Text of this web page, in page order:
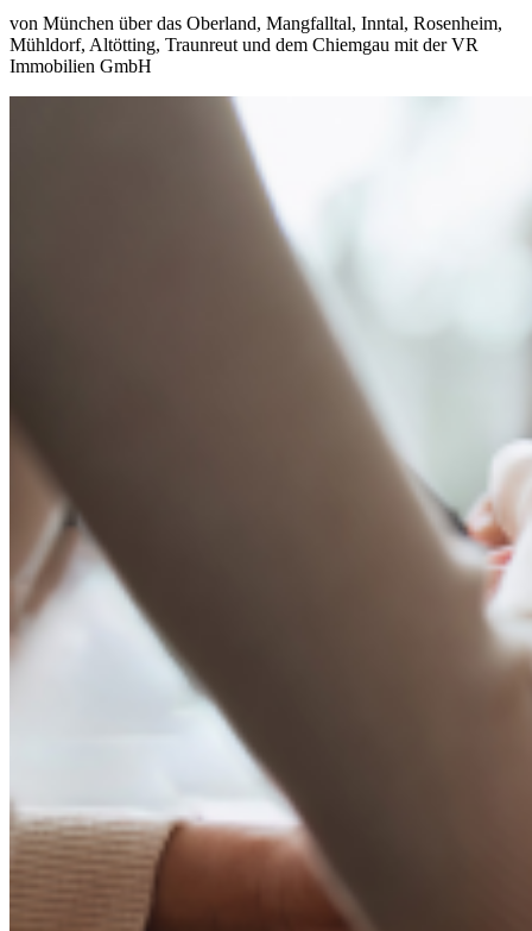
von München über das Oberland, Mangfalltal, Inntal, Rosenheim,
Mühldorf, Altötting, Traunreut und dem Chiemgau mit der VR
Immobilien GmbH